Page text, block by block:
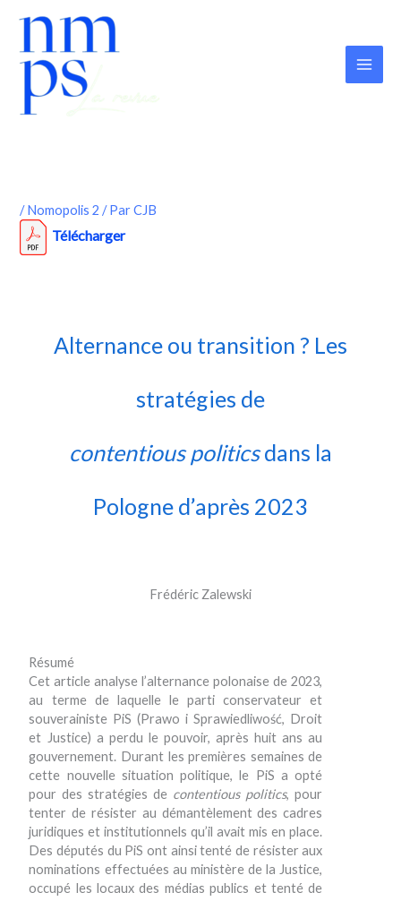
/Nomopolis 2 / ParCJB
Télécharger
Alternance ou transition ? Les
stratégies de
contentious politicsdans la
Pologne d’après 2023
Frédéric Zalewski
Résumé
Cet article analyse l’alternance polonaise de 2023,
au terme de laquelle le parti conservateur et
souverainiste PiS (Prawo i Sprawiedliwość, Droit
et Justice) a perdu le pouvoir, après huit ans au
gouvernement. Durant les premières semaines de
cette nouvelle situation politique, le PiS a opté
pour des stratégies de contentious politics, pour
tenter de résister au démantèlement des cadres
juridiques et institutionnels qu’il avait mis en place.
Des députés du PiS ont ainsi tenté de résister aux
nominations effectuées au ministère de la Justice,
occupé les locaux des médias publics et tenté de